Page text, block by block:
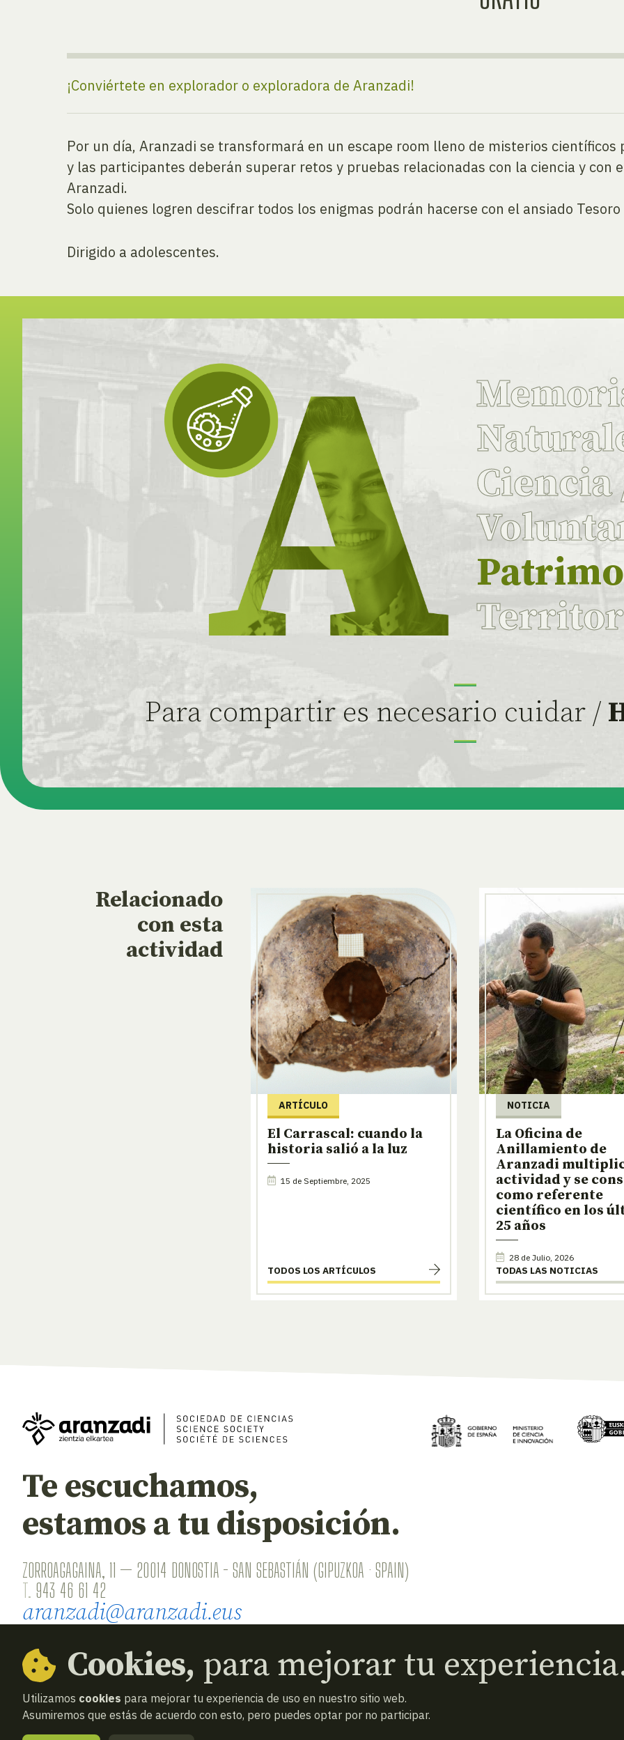
¡Conviértete en explorador o exploradora de Aranzadi!
Por un día, Aranzadi se transformará en un escape room lleno de misterios científicos
y las participantes deberán superar retos y pruebas relacionadas con la ciencia y con
Aranzadi.
Solo quienes logren descifrar todos los enigmas podrán hacerse con el ansiado
Dirigido a adolescentes.
Ciencia
Para compartir es necesario cuidar /
Relacionado
con esta
actividad
ARTÍCULO
El Carrascal: cuando la
historia salió a la luz
15 de Septiembre, 2025
TODOS LOS ARTÍCULOS
NOTICIA
La Oficina de
Anillamiento de
Aranzadi
actividad y se
como referente
científico en los
25 años
28 de Julio, 2026
TODAS LAS NOTICIAS
Te escuchamos,
estamos a tu disposición.
ZORROAGAGAINA, 11 — 20014 DONOSTIA - SAN SEBASTIÁN (GIPUZKOA · SPAIN)
T. 943 46 61 42
aranzadi@aranzadi.eus
Cookies, para mejorar tu
Utilizamos cookies para mejorar tu experiencia de uso en nuestro sitio web.
Asumiremos que estás de acuerdo con esto, pero puedes optar por no participar.